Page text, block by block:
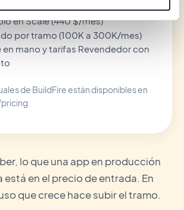
en Scale (440 $/mes)
por tramo (100K a 300K/mes)
en mano y tarifas Revendedor con
de BuildFire están disponibles en
lo que una app en producción
está en el precio de entrada. En
que crece hace subir el tramo.